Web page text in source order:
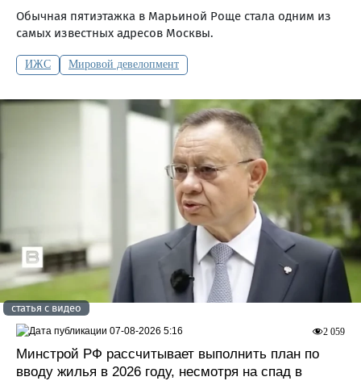
Обычная пятиэтажка в Марьиной Роще стала одним из
самых известных адресов Москвы.
ИЖС Мировой девелопмент
статья с видео
Минстрой РФ рассчитывает выполнить план по
вводу жилья в 2026 году, несмотря на спад в
2 059
07-08-2026 5:16